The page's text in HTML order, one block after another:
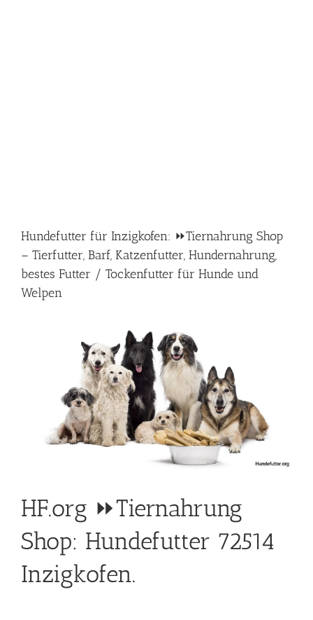
Hundefutter für Inzigkofen: ⏩Tiernahrung Shop
– Tierfutter, Barf, Katzenfutter, Hundernahrung,
bestes Futter / Tockenfutter für Hunde und
Welpen
HF.org ⏩Tiernahrung
Shop: Hundefutter 72514
Inzigkofen.